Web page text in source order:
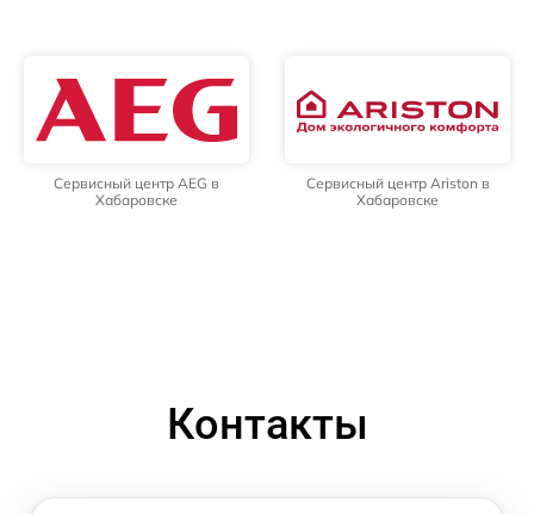
Сервисный центр AEG в
Хабаровске
Сервисный центр Ariston в
Хабаровске
Контакты